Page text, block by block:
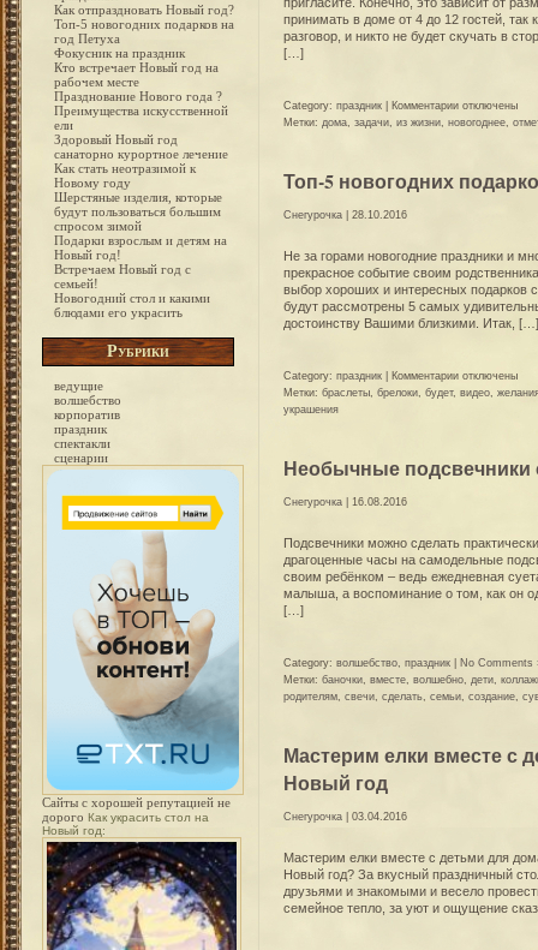
Как отпраздновать Новый год?
Топ-5 новогодних подарков на
год Петуха
Фокусник на праздник
Кто встречает Новый год на
рабочем месте
Празднование Нового года ?
Преимущества искусственной
ели
Здоровый Новый год
санаторно курортное лечение
Как стать неотразимой к
Новому году
Шерстяные изделия, которые
будут пользоваться большим
спросом зимой
Подарки взрослым и детям на
Новый год!
Встречаем Новый год с
семьей!
Новогодний стол и какими
блюдами его украсить
Рубрики
ведущие
волшебство
корпоратив
праздник
спектакли
сценарии
Сайты с хорошей репутацией не
дорого Как украсить стол на
Новый год:
принимать в доме от 4 до 12 гостей, так
разговор, и никто не будет скучать в
[…]
Category: праздник Комментариик
записи
и
отключены
Метки: дома, задачи, из жизни, новогоднее,
Топ-5 новогодних
Снегурочка | 28.10.2016
Не за горами новогодние праздники и
прекрасное событие своим
выбор хороших и интересных подарков
будут рассмотрены 5 самых
достоинству Вашими близкими. Итак, […]
Category: праздник Комментариик
записи
год
отключены
Метки: браслеты, брелоки, будет, видео,
украшения
Необычные подсвечники
Снегурочка | 16.08.2016
Подсвечники можно сделать
драгоценные часы на самодельные
своим ребёнком – ведь ежедневная
малыша, а воспоминание о том, как он
[…]
Category: волшебство, праздник
No Comments
Метки: баночки, вместе, волшебно, дети,
родителям, свечи, сделать, семьи, создание,
Мастерим елки вместе с
Новый год
Снегурочка | 03.04.2016
Мастерим елки вместе с детьми для
Новый год? За вкусный праздничный
друзьями и знакомыми и весело
семейное тепло, за уют и ощущение